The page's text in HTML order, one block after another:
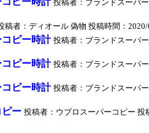
投稿者：ブランドスーパ
稿者：ディオール 偽物 投稿時間：
ピー時計 投稿者：ブランドスーパ
ピー時計 投稿者：ブランドスーパ
ピー時計 投稿者：ブランドスーパ
ピー 投稿者：ウブロスーパーコピー 投